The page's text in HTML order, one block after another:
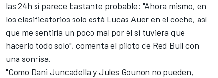
las 24h sí parece bastante probable: "Ahora mismo, en
los clasificatorios solo está Lucas Auer en el coche, así
que me sentiría un poco mal por él si tuviera que
hacerlo todo solo", comenta el piloto de Red Bull con
una sonrisa.
"Como Dani Juncadella yJules Gounon no pueden,